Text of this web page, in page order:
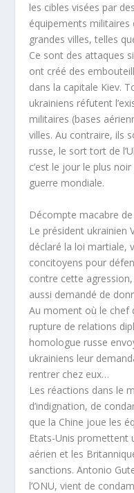
les cibles visées par
équipements militaires
grandes villes, telles
Ce sont des attaques
ont créé des
dans la capitale Kiev.
ukrainiens réfutent
militaires (bases
villes. Au contraire, ils
russe, le sort tort de
c’est le jour le plus
guerre mondiale.
Décompte macabre
Le président ukrainien
déclaré la loi martiale,
concitoyens pour
contre cette
aussi demandé de
Au moment où le chef
rupture de relations
homologue russe
ukrainiens leur
rentrer chez eux…
Les réactions dans le
d’indignation, de
que la Chine joue les
Etats-Unis promettent
aérien et les
sanctions. Antonio
l’ONU, vient de